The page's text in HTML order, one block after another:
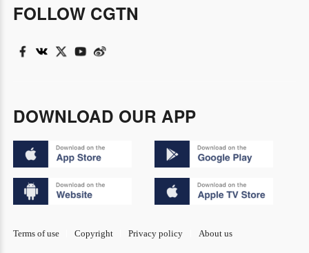
FOLLOW CGTN
DOWNLOAD OUR APP
Terms of use Copyright Privacy policy About us